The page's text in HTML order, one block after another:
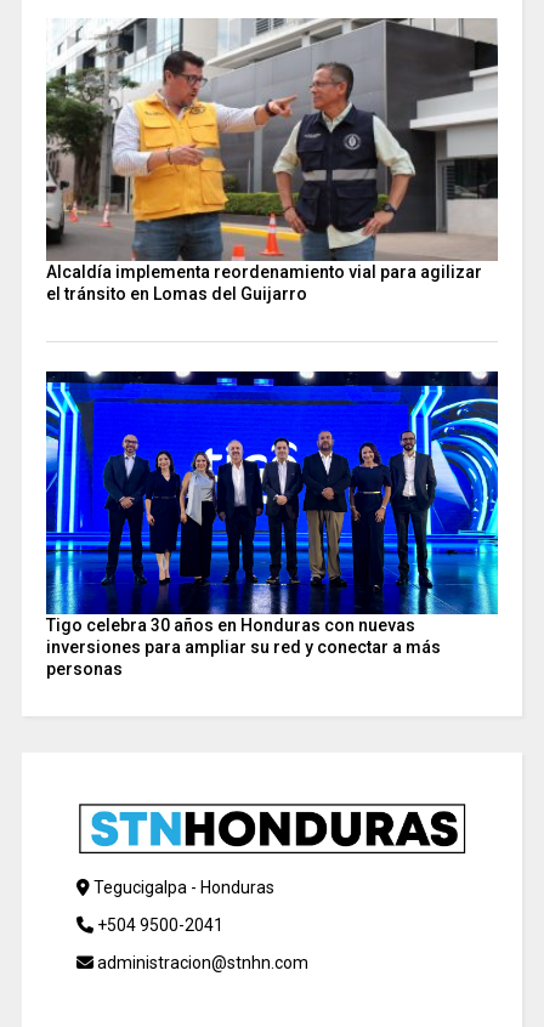
Alcaldía implementa reordenamiento vial para agilizar
el tránsito en Lomas del Guijarro
Tigo celebra 30 años en Honduras con nuevas
inversiones para ampliar su red y conectar a más
personas
Tegucigalpa - Honduras
+504 9500-2041
administracion@stnhn.com